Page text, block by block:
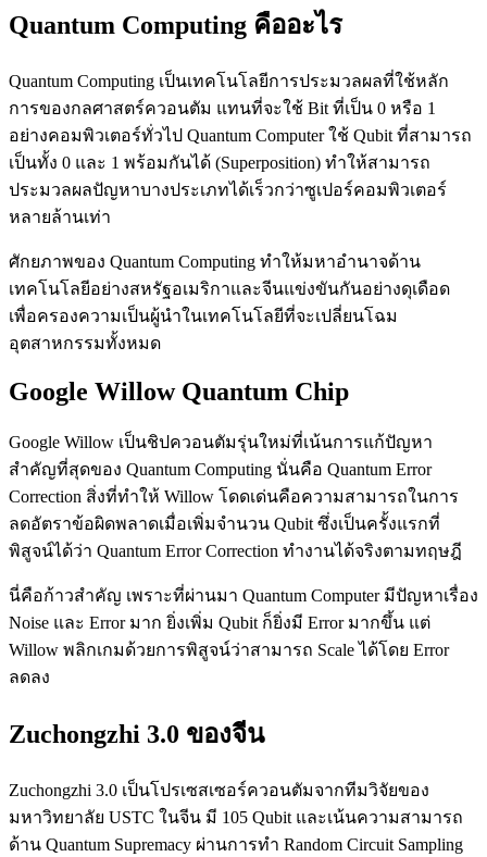
Quantum Computing คืออะไร
Quantum Computing เป็นเทคโนโลยีการประมวลผลที่ใช้หลัก
การของกลศาสตร์ควอนตัม แทนที่จะใช้ Bit ที่เป็น 0 หรือ 1
อย่างคอมพิวเตอร์ทั่วไป Quantum Computer ใช้ Qubit ที่สามารถ
เป็นทั้ง 0 และ 1 พร้อมกันได้ (Superposition) ทำให้สามารถ
ประมวลผลปัญหาบางประเภทได้เร็วกว่าซูเปอร์คอมพิวเตอร์
หลายล้านเท่า
ศักยภาพของ Quantum Computing ทำให้มหาอำนาจด้าน
เทคโนโลยีอย่างสหรัฐอเมริกาและจีนแข่งขันกันอย่างดุเดือด
เพื่อครองความเป็นผู้นำในเทคโนโลยีที่จะเปลี่ยนโฉม
อุตสาหกรรมทั้งหมด
Google Willow Quantum Chip
Google Willow เป็นชิปควอนตัมรุ่นใหม่ที่เน้นการแก้ปัญหา
สำคัญที่สุดของ Quantum Computing นั่นคือ Quantum Error
Correction สิ่งที่ทำให้ Willow โดดเด่นคือความสามารถในการ
ลดอัตราข้อผิดพลาดเมื่อเพิ่มจำนวน Qubit ซึ่งเป็นครั้งแรกที่
พิสูจน์ได้ว่า Quantum Error Correction ทำงานได้จริงตามทฤษฎี
นี่คือก้าวสำคัญ เพราะที่ผ่านมา Quantum Computer มีปัญหาเรื่อง
Noise และ Error มาก ยิ่งเพิ่ม Qubit ก็ยิ่งมี Error มากขึ้น แต่
Willow พลิกเกมด้วยการพิสูจน์ว่าสามารถ Scale ได้โดย Error
ลดลง
Zuchongzhi 3.0 ของจีน
Zuchongzhi 3.0 เป็นโปรเซสเซอร์ควอนตัมจากทีมวิจัยของ
มหาวิทยาลัย USTC ในจีน มี 105 Qubit และเน้นความสามารถ
ด้าน Quantum Supremacy ผ่านการทำ Random Circuit Sampling